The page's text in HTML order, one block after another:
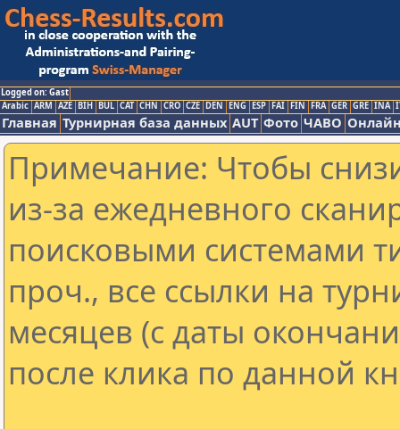
Logged on: Gast
Arabic ARM AZE BIH BUL CAT CHN CRO CZE DEN ENG ESP FAI FIN FRA GER GRE INA
Главная Турнирная база данных AUT Фото ЧАВО
Примечание: Чтобы
из-за ежедневного
поисковыми системами
проч., все ссылки на
месяцев (с даты
после клика по данной